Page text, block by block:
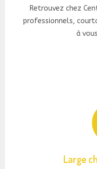
Large
Retrouvez chez
professionnels,
à